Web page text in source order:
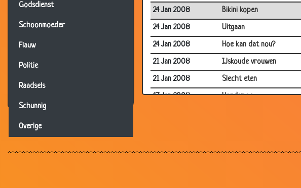
Godsdienst
Schoonmoeder
Flauw
Politie
Raadsels
Schunnig
Overige
24 Jan 2008
Bikini kopen
24 Jan 2008
Uitgaan
24 Jan 2008
Hoe kan dat nou?
21 Jan 2008
IJskoude vrouwen
21 Jan 2008
Slecht eten
17 Jan 2008
Hondsmoe